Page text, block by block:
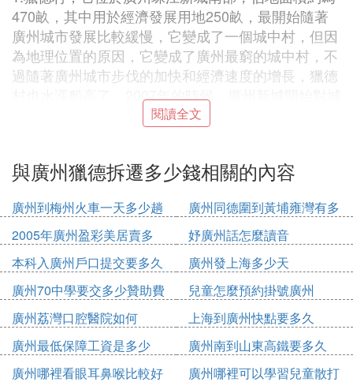
470畝，其中用於經濟發展用地250畝，最開始隨著
廣州城市發展比較緩慢，它變成了一個城中村，但因
為地理位置的原因，它變成了廣州最窮的城中村，不
過隨著廣州城市步伐的加快和經濟速度的增長，獵德
村也水漲船高了。2007年的時候，廣州新城開始對城
中村進行改造，而獵德村恰好成為廣州第一個整體改
造的城中村，為了安置搬遷居民，興建了37棟回遷
的甚至分了十幾套房子，加上周邊城市化進程的加
了。
2.因為獵德村保留了大量具有嶺南水鄉特色的古民
居、古祠堂等，並形成了獨特的龍舟文化。在改造的
過程中，在改造過程中也保留了其特色，環境優美宜
居，再加上廣州城不斷快速發展，當地村民的房價那
是蹭蹭的往上漲，當地人隨便一套房子的價格都在幾
百萬以上，由此成為遠近聞名的「土豪村」。而且對
於多餘的房子，村民還用來出租，據說當地大部分的
村民，光是收房租一年就可以收租金幾萬、甚至有幾
閱讀全文
與廣州獵德拆遷多少錢相關的內容
廣州到梅州火車一天多少趟
廣州同德圍到黃埔雍灣有多
少公里
2005年廣州盈彩美居賣多
少錢
妤廣州話怎麼讀音
本科入廣州戶口提交要多久
廣州發上海多少天
廣州70中學要交多少贊助費
兒童怎麼預約掛號廣州
廣州荔灣口腔醫院如何
上海到廣州快點要多久
廣州最低保障工資是多少
2020
廣州南到山東高鐵要多久
廣州哪裡看眼耳鼻喉比較好
廣州哪裡可以學習兒童散打